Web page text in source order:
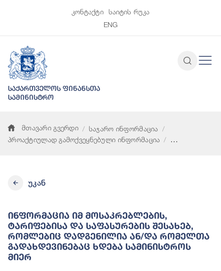
კონტაქტი
საიტის რუკა
ENG
საქართველოს ფინანსთა
სამინისტრო
მთავარი გვერდი
საჯარო ინფორმაცია
პროაქტიულად გამოქვეყნებული ინფორმაცია
უკან
Ინფორმაცია Იმ Მოსაკრებლების,
Ტარიფებისა Და Საფასურების Შესახებ,
Რომლებიც Დადგენილია Ან/და Რომელთა
Გადახდევინებაც Ხდება Სამინისტროს
Მიერ